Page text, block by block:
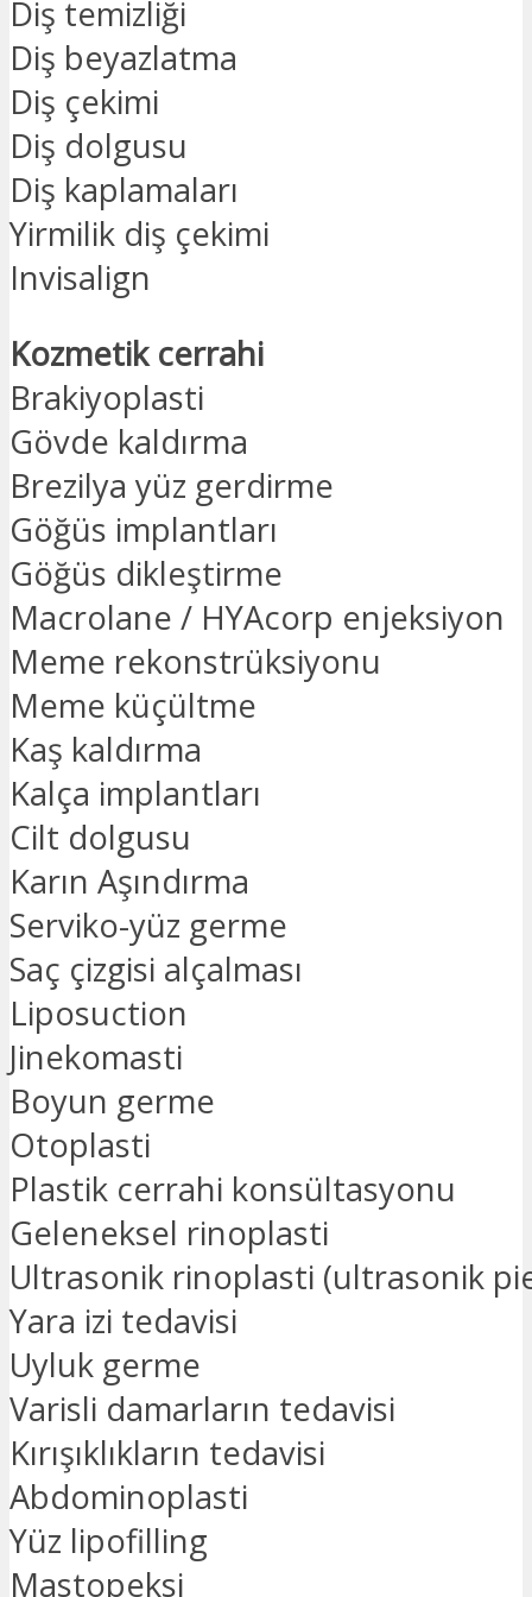
Diş temizliği
Diş beyazlatma
Diş çekimi
Diş dolgusu
Diş kaplamaları
Yirmilik diş çekimi
Invisalign
Kozmetik cerrahi
Brakiyoplasti
Gövde kaldırma
Brezilya yüz gerdirme
Göğüs implantları
Göğüs dikleştirme
Macrolane / HYAcorp enjeksiyon
Meme rekonstrüksiyonu
Meme küçültme
Kaş kaldırma
Kalça implantları
Cilt dolgusu
Karın Aşındırma
Serviko-yüz germe
Saç çizgisi alçalması
Liposuction
Jinekomasti
Boyun germe
Otoplasti
Plastik cerrahi konsültasyonu
Geleneksel rinoplasti
Ultrasonik rinoplasti (ultrasonik
Yara izi tedavisi
Uyluk germe
Varisli damarların tedavisi
Kırışıklıkların tedavisi
Abdominoplasti
Yüz lipofilling
Mastopeksi